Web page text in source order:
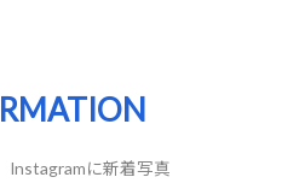
Instagramに新着写真